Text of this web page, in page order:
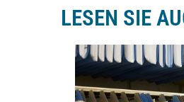
LESEN SIE